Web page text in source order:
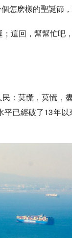
怎麽樣的聖誕節，
這回，幫幫忙吧
：莫慌，莫慌，
已經破了13年